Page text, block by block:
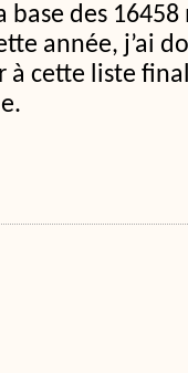
base des
année, j’ai
à cette liste